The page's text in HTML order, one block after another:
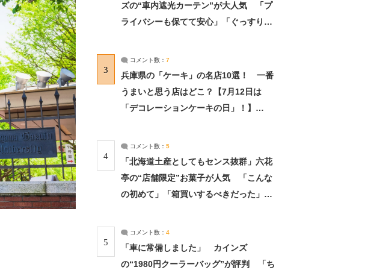
ズの“車内遮光カーテン”が大人気 「プ
ライバシーも保てて安心」「ぐっすり眠
3
コメント数： 7
兵庫県の「ケーキ」の名店10選！ 一番
うまいと思う店はどこ？【7月12日は
「デコレーションケーキの日」！】
4
コメント数： 5
「北海道土産としてもセンス抜群」六花
亭の“店舗限定”お菓子が人気 「こんな
の初めて」「箱買いするべきだった」
5
コメント数： 4
「車に常備しました」 カインズ
の“1980円クーラーバッグ”が評判 「ち